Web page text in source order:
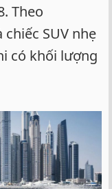
Theo
SUV nhẹ
có khối lượng